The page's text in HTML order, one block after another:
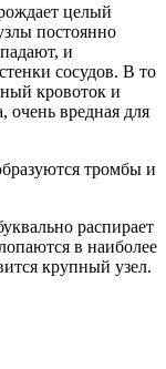
целый
постоянно
и
сосудов. В то
кровоток и
очень вредная для
тромбы и
распирает
в наиболее
крупный узел.